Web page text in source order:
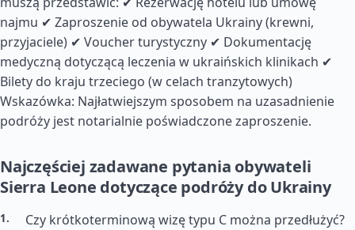
najmu ✔ Zaproszenie od obywatela Ukrainy (krewni,
przyjaciele) ✔ Voucher turystyczny ✔ Dokumentację
medyczną dotyczącą leczenia w ukraińskich klinikach ✔
Bilety do kraju trzeciego (w celach tranzytowych)
Wskazówka: Najłatwiejszym sposobem na uzasadnienie
podróży jest notarialnie poświadczone zaproszenie.
Najczęściej zadawane pytania obywateli
Sierra Leone dotyczące podróży do Ukrainy
Czy krótkoterminową wizę typu C można przedłużyć?